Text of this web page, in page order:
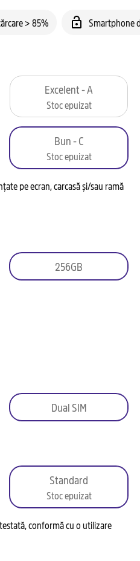
> 85% Smartphone
Excelent - A
Stoc epuizat
Bun - C
Stoc epuizat
pe ecran, carcasă și/sau ramă
256GB
Dual SIM
Standard
Stoc epuizat
conformă cu o utilizare